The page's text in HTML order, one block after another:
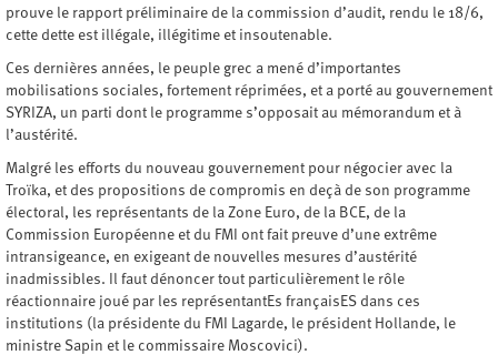
prouve le rapport préliminaire de la commission d’audit, rendu le 18/6,
cette dette est illégale, illégitime et insoutenable.
Ces dernières années, le peuple grec a mené d’importantes
mobilisations sociales, fortement réprimées, et a porté au gouvernement
SYRIZA, un parti dont le programme s’opposait au mémorandum et à
l’austérité.
Malgré les efforts du nouveau gouvernement pour négocier avec la
Troïka, et des propositions de compromis en deçà de son programme
électoral, les représentants de la Zone Euro, de la BCE, de la
Commission Européenne et du FMI ont fait preuve d’une extrême
intransigeance, en exigeant de nouvelles mesures d’austérité
inadmissibles. Il faut dénoncer tout particulièrement le rôle
réactionnaire joué par les représentantEs françaisES dans ces
institutions (la présidente du FMI Lagarde, le président Hollande, le
ministre Sapin et le commissaire Moscovici).